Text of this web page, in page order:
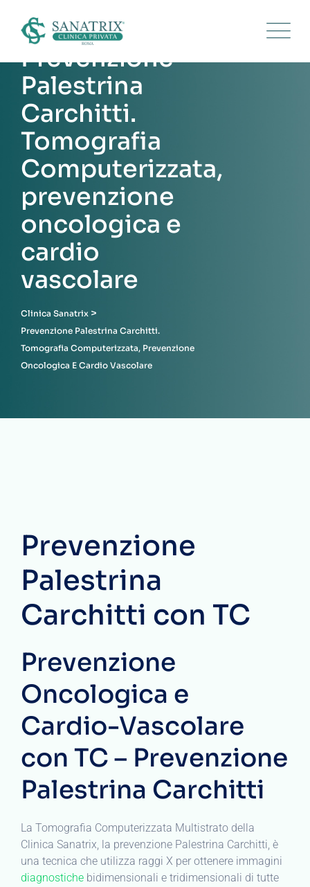
content
Prevenzione
Palestrina
Carchitti.
Tomografia
Computerizzata,
prevenzione
oncologica e
cardio
vascolare
Clinica Sanatrix >
Prevenzione Palestrina Carchitti.
Tomografia Computerizzata, Prevenzione
Oncologica E Cardio Vascolare
Prevenzione
Palestrina
Carchitti con TC
Prevenzione
Oncologica e
Cardio-Vascolare
con TC – Prevenzione
Palestrina Carchitti
La Tomografia Computerizzata Multistrato della
Clinica Sanatrix, la prevenzione Palestrina Carchitti, è
una tecnica che utilizza raggi X per ottenere immagini
diagnostiche bidimensionali e tridimensionali di tutte